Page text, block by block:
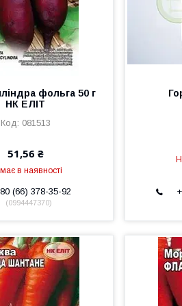
фольга 50 г
НК ЕЛІТ
081513
51,56 ₴
в наявності
(66) 378-35-92
0994447370